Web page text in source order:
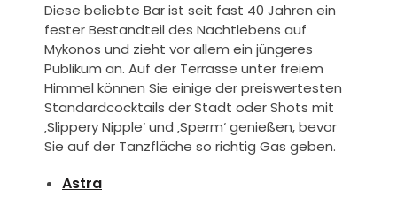
Diese beliebte Bar ist seit fast 40 Jahren ein
fester Bestandteil des Nachtlebens auf
Mykonos und zieht vor allem ein jüngeres
Publikum an. Auf der Terrasse unter freiem
Himmel können Sie einige der preiswertesten
Standardcocktails der Stadt oder Shots mit
‚Slippery Nipple‘ und ‚Sperm‘ genießen, bevor
Sie auf der Tanzfläche so richtig Gas geben.
Astra